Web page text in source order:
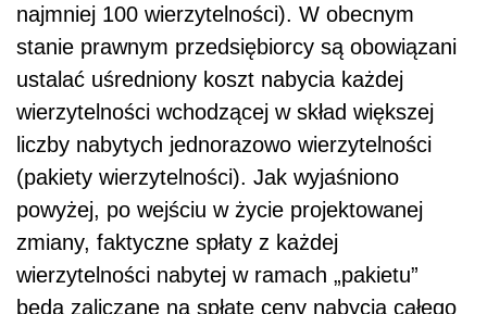
najmniej 100 wierzytelności). W obecnym
stanie prawnym przedsiębiorcy są obowiązani
ustalać uśredniony koszt nabycia każdej
wierzytelności wchodzącej w skład większej
liczby nabytych jednorazowo wierzytelności
(pakiety wierzytelności). Jak wyjaśniono
powyżej, po wejściu w życie projektowanej
zmiany, faktyczne spłaty z każdej
wierzytelności nabytej w ramach „pakietu”
będą zaliczane na spłatę ceny nabycia całego